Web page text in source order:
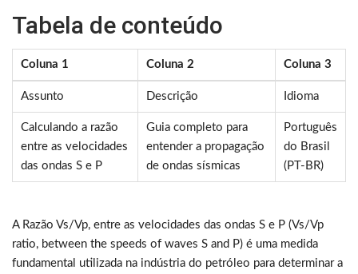
Tabela de conteúdo
Coluna 1 Coluna 2 Coluna 3
Assunto Descrição Idioma
Calculando a razão
entre as velocidades
das ondas S e P
Guia completo para
entender a propagação
de ondas sísmicas
Português
do Brasil
(PT-BR)
A Razão Vs/Vp, entre as velocidades das ondas S e P (Vs/Vp
ratio, between the speeds of waves S and P) é uma medida
fundamental utilizada na indústria do petróleo para determinar a